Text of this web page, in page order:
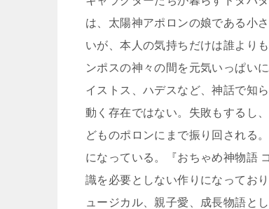
は、太陽神アポロンの娘である小
いが、本人の気持ちだけは誰より
ンポスの神々の間を元気いっぱい
イストス、ハデスなど、神話で知
動く存在ではない。失敗もするし
どものポロンにまで振り回される
になっている。『おちゃめ神物語
識を必要としない作りになってお
ュージカル、親子愛、成長物語と